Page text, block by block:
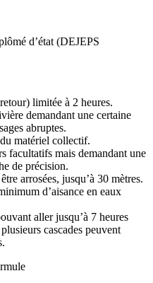
d’état (DEJEPS
limitée à 2 heures.
demandant une certaine
abruptes.
matériel collectif.
facultatifs mais demandant une
de précision.
arrosées, jusqu’à 30 mètres.
d’aisance en eaux
aller jusqu’à 7 heures
cascades peuvent